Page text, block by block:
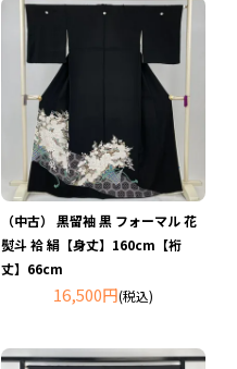
（中古） 黒留袖 黒 フォーマル 花
熨斗 袷 絹【身丈】160cm【裄
丈】66cm
16,500円(税込)